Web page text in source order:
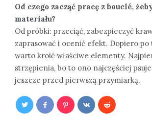
Od czego zacząć pracę z bouclé,
materiału?
Od próbki: przeciąć, zabezpieczyć
zaprasować i ocenić efekt. Dopiero
warto kroić właściwe elementy.
strzępienia, bo to ono najczęściej
jeszcze przed pierwszą przymiarką.